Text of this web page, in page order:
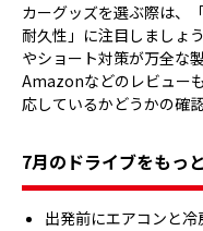
カーグッズを選ぶ際は、
耐久性」に注目しましょ
やショート対策が万全な
Amazonなどのレビュー
応しているかどうかの確
7月のドライブをもっ
出発前にエアコンと